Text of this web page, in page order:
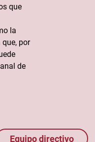
que
la
que, por
de
Equipo directivo